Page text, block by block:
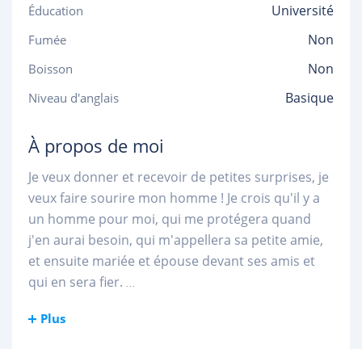
Éducation Université
Fumée Non
Boisson Non
Niveau d'anglais Basique
À propos de moi
Je veux donner et recevoir de petites surprises, je
veux faire sourire mon homme ! Je crois qu'il y a
un homme pour moi, qui me protégera quand
j'en aurai besoin, qui m'appellera sa petite amie,
et ensuite mariée et épouse devant ses amis et
qui en sera fier. ...
Plus